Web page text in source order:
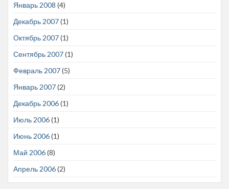
Январь 2008 (4)
Декабрь 2007(1)
Октябрь 2007(1)
Сентябрь 2007(1)
Февраль 2007(5)
Январь 2007(2)
Декабрь 2006(1)
Июль 2006(1)
Июнь 2006(1)
Май 2006(8)
Апрель 2006(2)